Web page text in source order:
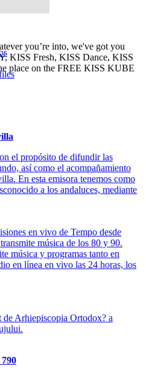
you’re into, we've got you
KISS Fresh, KISS Dance, KISS
place on the FREE KISS KUBE
el propósito de difundir las
así como el acompañamiento
En esta emisora tenemos como
a los andaluces, mediante
en vivo de Tempo desde
música de los 80 y 90.
música y programas tanto en
en línea en vivo las 24 horas, los
Arhiepiscopia Ortodox? a